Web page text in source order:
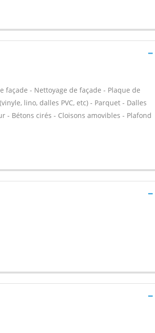
- Nettoyage de façade - Plaque de
lino, dalles PVC, etc) - Parquet - Dalles
- Bétons cirés - Cloisons amovibles - Plafond